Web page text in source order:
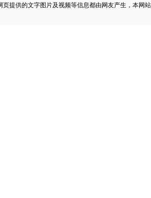
页提供的文字图片及视频等信息都由网友产生，本网